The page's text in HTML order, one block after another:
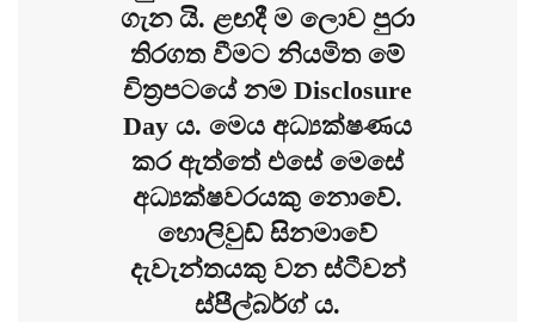
ගැන යි. ළඟදී ම ලොව පුරා
තිරගත වීමට නියමිත මේ
චිත්‍රපටයේ නම Disclosure
Day ය. මෙය අධ්‍යක්ෂණය
කර ඇත්තේ එසේ මෙසේ
අධ්‍යක්ෂවරයකු නොවේ.
හොලිවුඩ් සිනමාවේ
දැවැන්තයකු වන ස්ටීවන්
ස්පීල්බර්ග් ය.